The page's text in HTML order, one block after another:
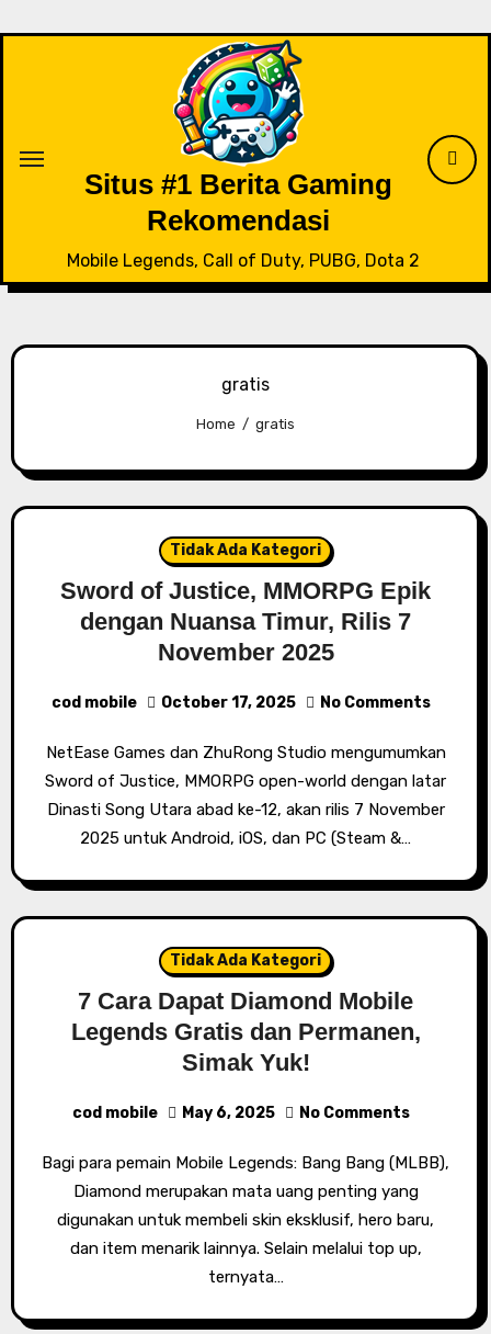
Situs #1 Berita Gaming
Rekomendasi
Mobile Legends, Call of Duty, PUBG, Dota 2
gratis
Home gratis
Tidak Ada Kategori
Sword of Justice, MMORPG Epik
dengan Nuansa Timur, Rilis 7
November 2025
cod mobile October 17, 2025 No Comments
NetEase Games dan ZhuRong Studio mengumumkan
Sword of Justice, MMORPG open-world dengan latar
Dinasti Song Utara abad ke-12, akan rilis 7 November
2025 untuk Android, iOS, dan PC (Steam &…
Tidak Ada Kategori
7 Cara Dapat Diamond Mobile
Legends Gratis dan Permanen,
Simak Yuk!
cod mobile May 6, 2025 No Comments
Bagi para pemain Mobile Legends: Bang Bang (MLBB),
Diamond merupakan mata uang penting yang
digunakan untuk membeli skin eksklusif, hero baru,
dan item menarik lainnya. Selain melalui top up,
ternyata…